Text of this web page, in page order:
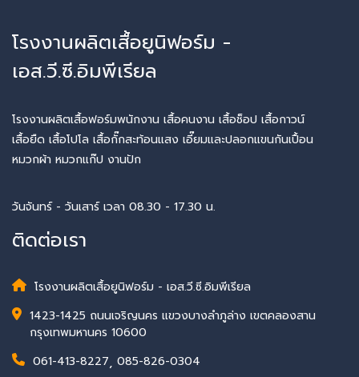
โรงงานผลิตเสื้อยูนิฟอร์ม -
เอส.วี.ซี.อิมพีเรียล
โรงงานผลิตเสื้อฟอร์มพนักงาน เสื้อคนงาน เสื้อช็อป เสื้อกาวน์
เสื้อยืด เสื้อโปโล เสื้อกั๊กสะท้อนแสง เอี๊ยมและปลอกแขนกันเปื้อน
หมวกผ้า หมวกแก๊ป งานปัก
วันจันทร์ - วันเสาร์ เวลา 08.30 - 17.30 น.
ติดต่อเรา
โรงงานผลิตเสื้อยูนิฟอร์ม - เอส.วี.ซี.อิมพีเรียล
1423-1425 ถนนเจริญนคร แขวงบางลำภูล่าง เขตคลองสาน
กรุงเทพมหานคร 10600
061-413-8227, 085-826-0304